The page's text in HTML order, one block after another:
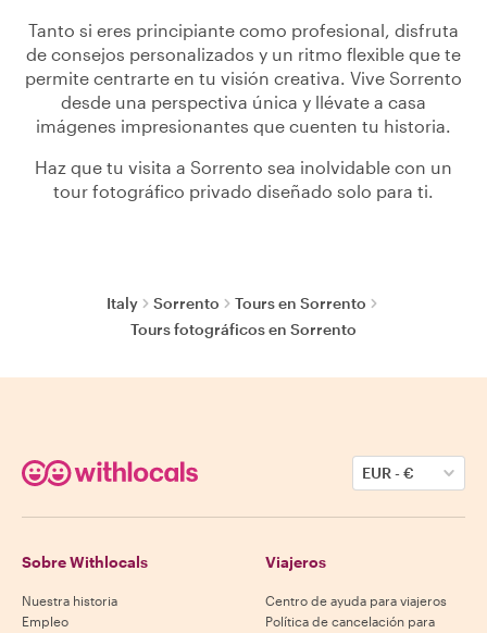
Tanto si eres principiante como profesional, disfruta
de consejos personalizados y un ritmo flexible que te
permite centrarte en tu visión creativa. Vive Sorrento
desde una perspectiva única y llévate a casa
imágenes impresionantes que cuenten tu historia.
Haz que tu visita a Sorrento sea inolvidable con un
tour fotográfico privado diseñado solo para ti.
Italy Sorrento
Tours en Sorrento
Tours fotográficos en Sorrento
EUR-€
Sobre Withlocals
Nuestra historia
Empleo
Viajeros
Centro de ayuda para viajeros
Política de cancelación para